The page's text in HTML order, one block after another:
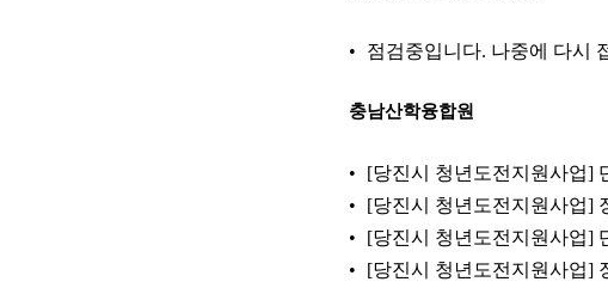
점검중입니다. 나중에 다시
충남산학융합원
[당진시 청년도전지원사업]
[당진시 청년도전지원사업]
[당진시 청년도전지원사업]
[당진시 청년도전지원사업]